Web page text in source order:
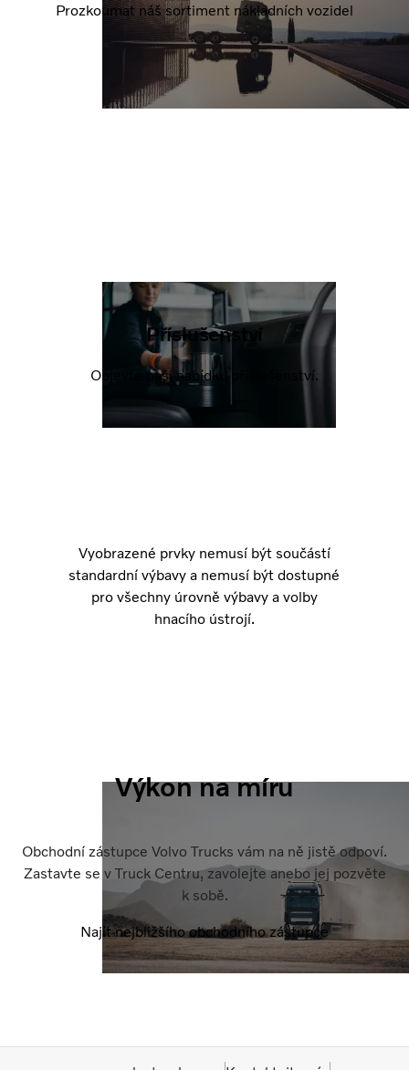
Prozkoumat náš sortiment nákladních vozidel
Příslušenství
Objevte naši nabídku příslušenství.
Vyobrazené prvky nemusí být součástí
standardní výbavy a nemusí být dostupné
pro všechny úrovně výbavy a volby
hnacího ústrojí.
Výkon na míru
Obchodní zástupce Volvo Trucks vám na ně jistě odpoví.
Zastavte se v Truck Centru, zavolejte anebo jej pozvěte
k sobě.
Najít nejbližšího obchodního zástupce